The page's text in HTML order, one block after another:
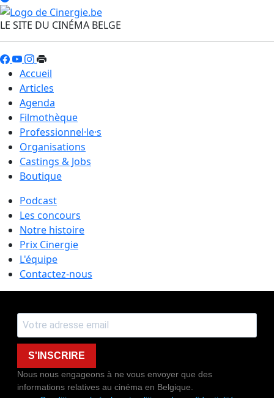
LE SITE DU CINÉMA BELGE
Accueil
Articles
Agenda
Filmothèque
Professionnel·le·s
Organisations
Castings & Jobs
Boutique
Podcast
Les concours
Notre histoire
Prix Cinergie
L'équipe
Contactez-nous
S'INSCRIRE
Nous nous engageons à ne vous envoyer que des
informations relatives au cinéma en Belgique.